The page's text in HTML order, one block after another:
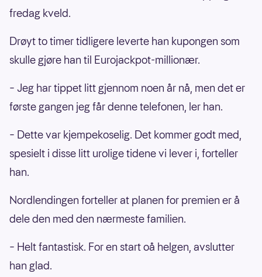
fredag kveld.
Drøyt to timer tidligere leverte han kupongen som
skulle gjøre han til Eurojackpot-millionær.
– Jeg har tippet litt gjennom noen år nå, men det er
første gangen jeg får denne telefonen, ler han.
– Dette var kjempekoselig. Det kommer godt med,
spesielt i disse litt urolige tidene vi lever i, forteller
han.
Nordlendingen forteller at planen for premien er å
dele den med den nærmeste familien.
– Helt fantastisk. For en start oå helgen, avslutter
han glad.